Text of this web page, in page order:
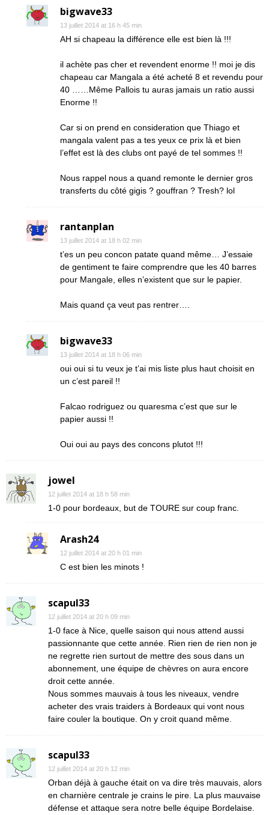
bigwave33
13 juillet 2014 at 16 h 45 min
AH si chapeau la différence elle est bien là !!!
il achète pas cher et revendent enorme !! moi je dis
chapeau car Mangala a été acheté 8 et revendu pour
40 ……Même Pallois tu auras jamais un ratio aussi
Enorme !!
Car si on prend en consideration que Thiago et
mangala valent pas a tes yeux ce prix là et bien
l’effet est là des clubs ont payé de tel sommes !!
Nous rappel nous a quand remonte le dernier gros
transferts du côté gigis ? gouffran ? Tresh? lol
rantanplan
13 juillet 2014 at 18 h 02 min
t’es un peu concon patate quand même… J’essaie
de gentiment te faire comprendre que les 40 barres
pour Mangale, elles n’existent que sur le papier.
Mais quand ça veut pas rentrer….
bigwave33
13 juillet 2014 at 18 h 06 min
oui oui si tu veux je t’ai mis liste plus haut choisit en
un c’est pareil !!
Falcao rodriguez ou quaresma c’est que sur le
papier aussi !!
Oui oui au pays des concons plutot !!!
jowel
12 juillet 2014 at 18 h 58 min
1-0 pour bordeaux, but de TOURE sur coup franc.
Arash24
12 juillet 2014 at 20 h 01 min
C est bien les minots !
scapul33
12 juillet 2014 at 20 h 09 min
1-0 face à Nice, quelle saison qui nous attend aussi
passionnante que cette année. Rien rien de rien non je
ne regrette rien surtout de mettre des sous dans un
abonnement, une équipe de chèvres on aura encore
droit cette année.
Nous sommes mauvais à tous les niveaux, vendre
acheter des vrais traiders à Bordeaux qui vont nous
faire couler la boutique. On y croit quand même.
scapul33
12 juillet 2014 at 20 h 12 min
Orban déjà à gauche était on va dire très mauvais, alors
en charnière centrale je crains le pire. La plus mauvaise
défense et attaque sera notre belle équipe Bordelaise.